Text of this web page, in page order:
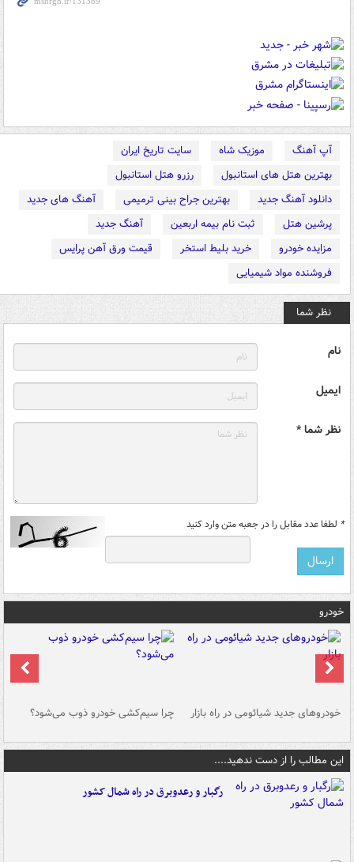
آپ آهنگ موزیک شاه
سایت تاریخ ایران
بهترین هتل های استانبول
رزرو هتل استانبول
دانلود آهنگ جدید
بهترین جراح بینی ترمیمی
آهنگ های جدید
پرشین هتل
ثبت نام بیمه اربعین
آهنگ جدید
مزایده خودرو
خرید بلیط استخر
قیمت ورق آهن پرایس
فروشنده مواد شیمیایی
نظر شما
نام
ایمیل
نظر شما *
* لطفا عدد مقابل را در جعبه متن وارد کنید
خودرو
خودروهای جدید شیائومی در راه بازار چرا سیم‌کشی خودرو ذوب می‌شود؟
این مطالب را از دست ندهید....
رگبار و رعدوبرق در راه شمال کشور